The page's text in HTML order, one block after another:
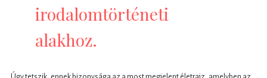
irodalomtörténeti
alakhoz.